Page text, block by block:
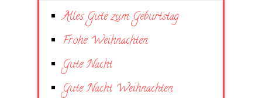
Alles Gute zum Geburtstag
Frohe Weihnachten
Gute Nacht
Gute Nacht Weihnachten